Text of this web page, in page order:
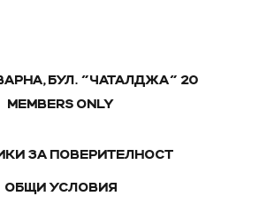
БУЛ. "ЧАТАЛДЖА" 20
MEMBERS ONLY
ЗА ПОВЕРИТЕЛНОСТ
ОБЩИ УСЛОВИЯ